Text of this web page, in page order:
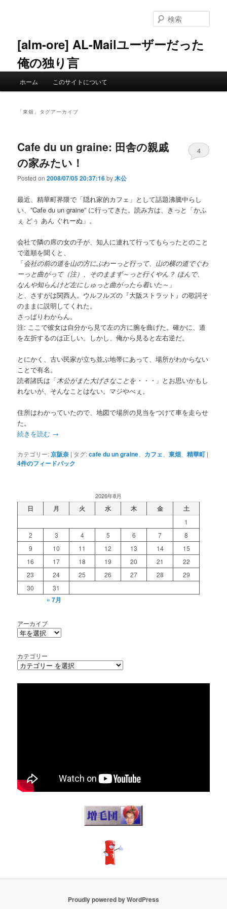
ン
へ
ツ
移
[alm-ore] AL-Mailユーザーだった
俺の独り言
索
ホーム このサイトについて
「東畑 」タグアーカイブ
Cafe du un graine: 田舎の親戚
の家みたい！
Posted on2008/07/05 20:37:16by木公
4
最近、精華町界隈で「隠れ家的カフェ」として話題沸騰中らし
い、”Cafe du un graine” に行ってきた。読み方は、きっと「かふ
ぇ どぅ あん ぐれーぬ」。
会社で隣の席の女の子が、知人に連れて行ってもらったとのこと
で道順を聞くと、
「会社の前の道を山の方にぶわーっと行って、山の横の道でぐわ
ーっと曲がって（注）、そのままず～っと行くやん？ ほんで、
なんや知らんけど左にしゅっと曲がったら着いた～ 」
と、さすがは関西人。ウルフルズの『大阪ストラット』の歌詞そ
のままに説明してくれた。
さっぱりわからん。
注: ここで彼女は自分から見て左の方に腕を曲げた。確かに、道
を左折するのは正しい。しかし、俺から見ると左右逆だ。
とにかく、古い民家が立ち並ぶ地帯にあって、場所がわからない
ことで有名。
読者諸氏は「木公がまた大げさなことを・・・ 」とお思いかもし
れないが、そんなことはない。マジやべぇ。
住所はわかっていたので、地図で場所の見当をつけて車を走らせ
た。
続きを読む →
カテゴリー:京阪奈 | タグ:cafe du un graine カフェ 、東畑 、精華町 |
4件のフィードバック
2026年8月
日 月 火 水 木 金 土
1
2
3 4 5 6 7
8
9
10 11 12 13 14
15
16
17 18 19 20 21
22
23
24 25 26 27 28
29
30
31
« 7月
アーカイブ
カテゴリー
Proudly powered by WordPress